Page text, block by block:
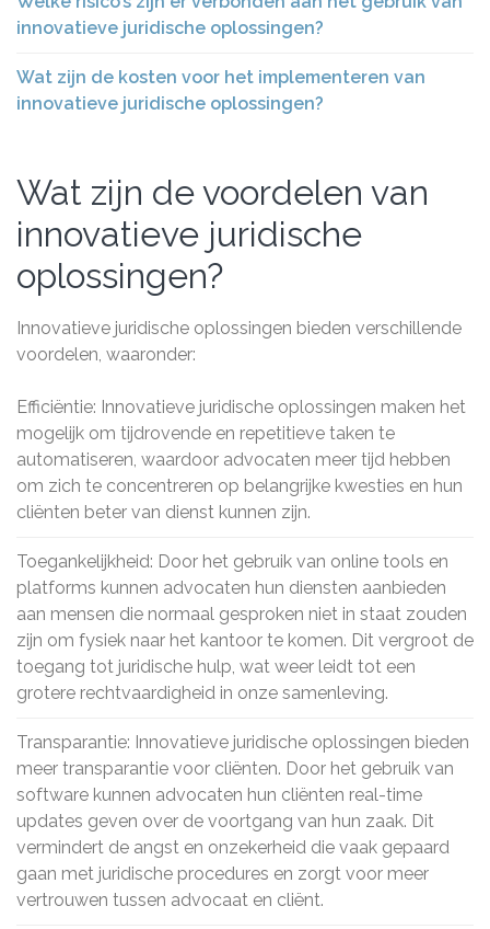
innovatieve juridische oplossingen?
Wat zijn de kosten voor het implementeren van
innovatieve juridische oplossingen?
Wat zijn de voordelen van
innovatieve juridische
oplossingen?
Innovatieve juridische oplossingen bieden verschillende
voordelen, waaronder:
Efficiëntie: Innovatieve juridische oplossingen maken het
mogelijk om tijdrovende en repetitieve taken te
automatiseren, waardoor advocaten meer tijd hebben
om zich te concentreren op belangrijke kwesties en hun
cliënten beter van dienst kunnen zijn.
Toegankelijkheid: Door het gebruik van online tools en
platforms kunnen advocaten hun diensten aanbieden
aan mensen die normaal gesproken niet in staat zouden
zijn om fysiek naar het kantoor te komen. Dit vergroot de
toegang tot juridische hulp, wat weer leidt tot een
grotere rechtvaardigheid in onze samenleving.
Transparantie: Innovatieve juridische oplossingen bieden
meer transparantie voor cliënten. Door het gebruik van
software kunnen advocaten hun cliënten real-time
updates geven over de voortgang van hun zaak. Dit
vermindert de angst en onzekerheid die vaak gepaard
gaan met juridische procedures en zorgt voor meer
vertrouwen tussen advocaat en cliënt.